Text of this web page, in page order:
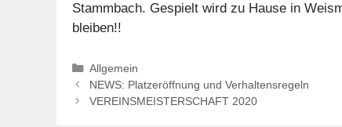
Stammbach. Gespielt wird zu Hause in
bleiben!!
Kategorien
Allgemein
NEWS: Platzeröffnung und Verhaltensregeln
VEREINSMEISTERSCHAFT 2020